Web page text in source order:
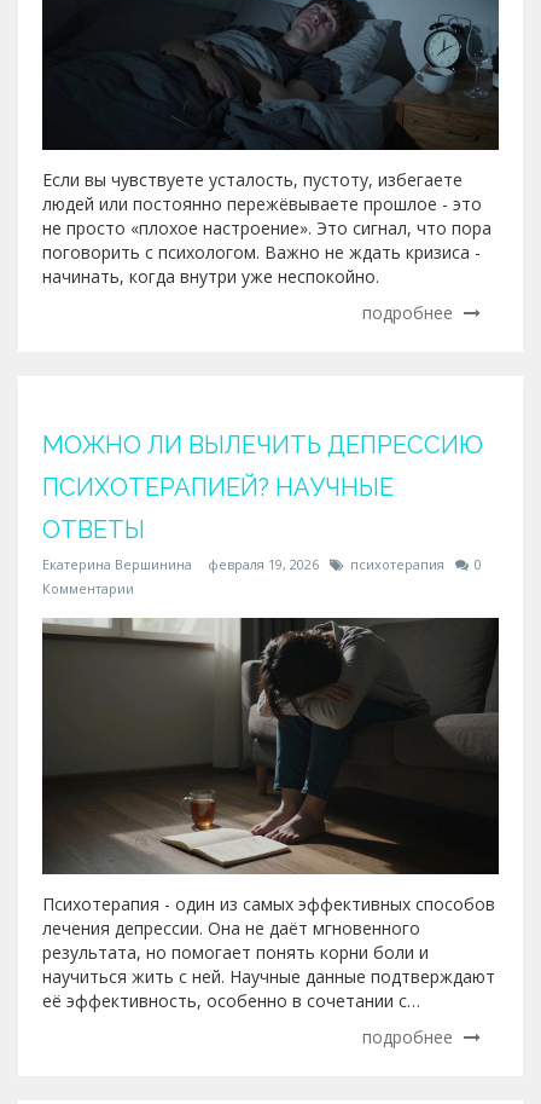
Если вы чувствуете усталость, пустоту, избегаете
людей или постоянно пережёвываете прошлое - это
не просто «плохое настроение». Это сигнал, что пора
поговорить с психологом. Важно не ждать кризиса -
начинать, когда внутри уже неспокойно.
подробнее
МОЖНО ЛИ ВЫЛЕЧИТЬ ДЕПРЕССИЮ
ПСИХОТЕРАПИЕЙ? НАУЧНЫЕ
ОТВЕТЫ
Екатерина Вершинина февраля 19, 2026 психотерапия
0
Комментарии
Психотерапия - один из самых эффективных способов
лечения депрессии. Она не даёт мгновенного
результата, но помогает понять корни боли и
научиться жить с ней. Научные данные подтверждают
её эффективность, особенно в сочетании с
подробнее